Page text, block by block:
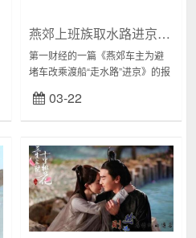
燕郊上班族取水路进京：追求幸福，从来都不容易
第一财经的一篇《燕郊车主为避
堵车改乘渡船“走水路”进京》的报
得高峰期通过水路往返北京与燕
郊的车辆，显得尤其孤零零的另
03-22